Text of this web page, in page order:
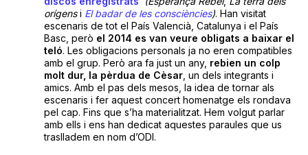
orígensi El badar de les consciències). Han visitat
escenaris de tot el País Valencià, Catalunya i el País
Basc, però el 2014 es van veure obligats a baixar el
teló. Les obligacions personals ja no eren compatibles
amb el grup. Però ara fa just un any, rebien un colp
molt dur, la pèrdua de Cèsar, un dels integrants i
amics. Amb el pas dels mesos, la idea de tornar als
escenaris i fer aquest concert homenatge els rondava
pel cap. Fins que s’ha materialitzat. Hem volgut parlar
amb ells i ens han dedicat aquestes paraules que us
traslladem en nom d’ODI.